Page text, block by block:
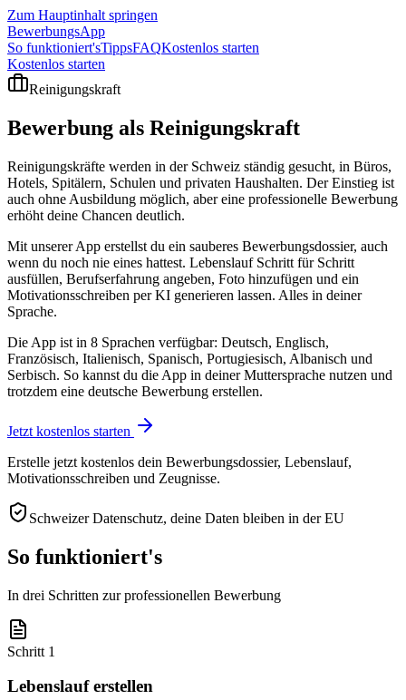
Zum Hauptinhalt springen
BewerbungsApp
So funktioniert'sTippsFAQKostenlos starten
Kostenlos starten
Reinigungskraft
Bewerbung als Reinigungskraft
Reinigungskräfte werden in der Schweiz ständig gesucht, in Büros,
Hotels, Spitälern, Schulen und privaten Haushalten. Der Einstieg ist
auch ohne Ausbildung möglich, aber eine professionelle Bewerbung
erhöht deine Chancen deutlich.
Mit unserer App erstellst du ein sauberes Bewerbungsdossier, auch
wenn du noch nie eines hattest. Lebenslauf Schritt für Schritt
ausfüllen, Berufserfahrung angeben, Foto hinzufügen und ein
Motivationsschreiben per KI generieren lassen. Alles in deiner
Sprache.
Die App ist in 8 Sprachen verfügbar: Deutsch, Englisch,
Französisch, Italienisch, Spanisch, Portugiesisch, Albanisch und
Serbisch. So kannst du die App in deiner Muttersprache nutzen und
trotzdem eine deutsche Bewerbung erstellen.
Jetzt kostenlos starten
Erstelle jetzt kostenlos dein Bewerbungsdossier, Lebenslauf,
Motivationsschreiben und Zeugnisse.
Schweizer Datenschutz, deine Daten bleiben in der EU
So funktioniert's
In drei Schritten zur professionellen Bewerbung
Schritt 1
Lebenslauf erstellen